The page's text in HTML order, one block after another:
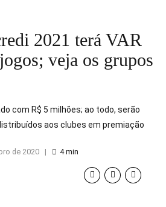
2021 terá VAR
veja os grupos
com R$ 5 milhões; ao todo, serão
aos clubes em premiação
de 2020 4min